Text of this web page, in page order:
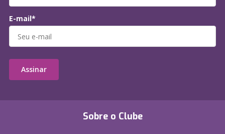
Sobre o Clube
E-mail*
Assinar